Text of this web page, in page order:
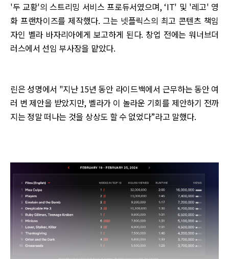
'두 교황'의 스트리밍 서비스 프로듀서였으며, ‘IT' 및 '레고' 영
화 프랜차이즈를 제작했다. 그는 넷플릭스의 최고 콘텐츠 책임
자인 벨라 바자리아에게 보고하게 된다. 창업 전에는 워너브더
러스에서 선임 부사장을 맡았다.
린은 성명에서 "지난 15년 동안 라이드백에서 근무하는 동안 여
러 번 제안을 받았지만, 벨라가 이 놀라운 기회를 제안하기 전까
지는 정말 떠나는 것을 상상도 할 수 없었다”라고 말했다.